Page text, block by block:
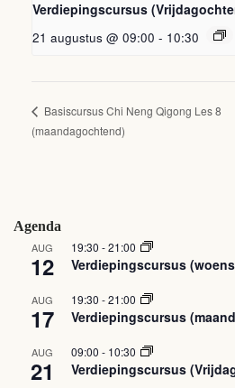
Verdiepingscursus
21 augustus @ 09:00 - 10:30
Basiscursus Chi Neng Qigong Les 8
(maandagochtend)
Agenda
AUG
12
19:30 -21:00
Verdiepingscursus
AUG
17
19:30 -21:00
Verdiepingscursus
AUG
21
09:00 - 10:30
Verdiepingscursus